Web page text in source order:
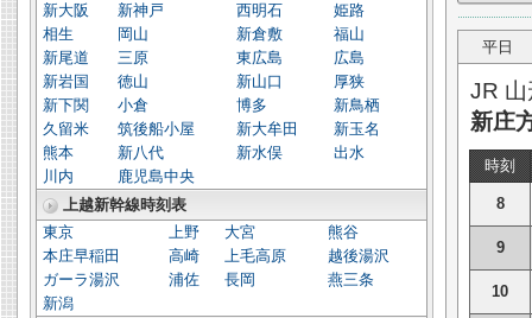
平日
JR
新庄
時刻
8
9
10
新大阪
新神戸 西明石
姫路
相生
岡山 新倉敷
福山
新尾道
三原 東広島
広島
新岩国
徳山 新山口
厚狭
新下関
小倉 博多
新鳥栖
久留米
筑後船小屋 新大牟田
新玉名
熊本
新八代 新水俣
出水
川内
鹿児島中央
上越新幹線時刻表
東京
上野 大宮
熊谷
本庄早稲田
高崎 上毛高原
越後湯沢
ガーラ湯沢
浦佐 長岡
燕三条
新潟